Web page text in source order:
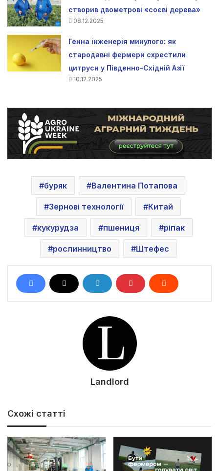
створив двометрові «соєві дерева»
08.12.2025
Генна інженерія минулого: як
стародавні фермери схрестили
цитруси у Південно-Східній Азії
10.12.2025
буряк Валентина Потапова
Зернові технології Китай
кукурудза пшениця ріпак
рослинництво Штефес
Landlord
Схожі статті